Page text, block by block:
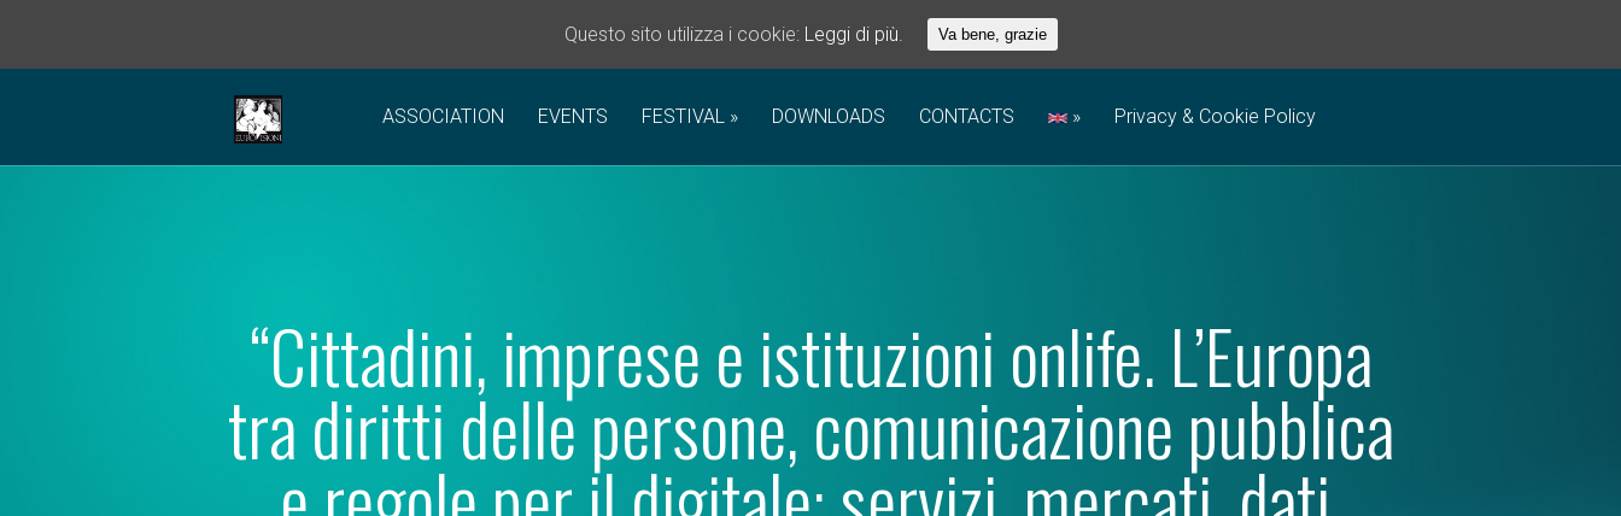
ASSOCIATION EVENTS FESTIVAL DOWNLOADS CONTACTS Privacy & Cookie Policy
“Cittadini, imprese e istituzioni onlife. L’Europa
tra diritti delle persone, comunicazione pubblica
Questo sito utilizza i cookie: Leggi di più. Va bene, grazie